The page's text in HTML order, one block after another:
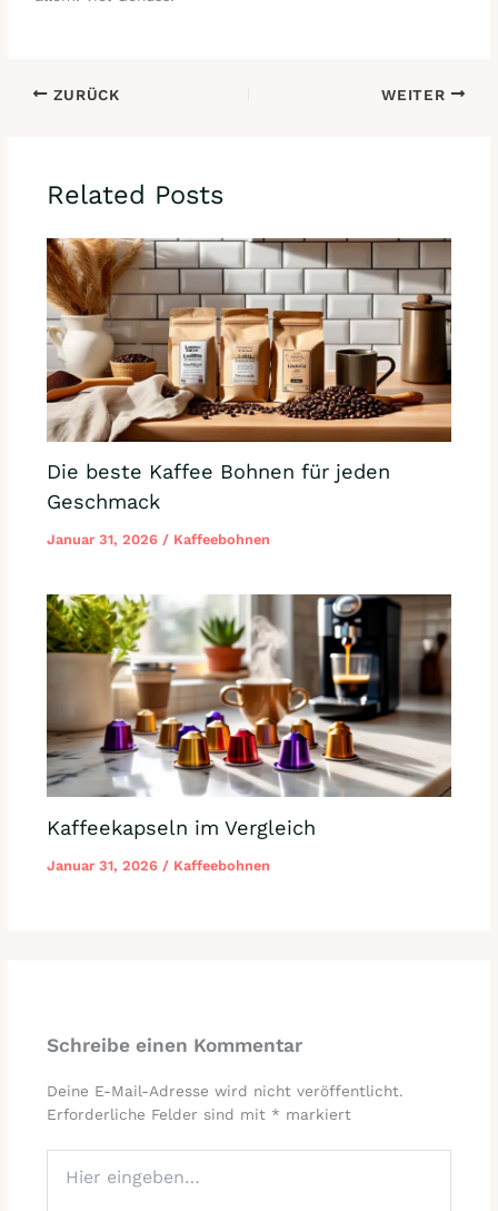
ZURÜCK WEITER
Related Posts
Die beste Kaffee Bohnen für jeden
Geschmack
Januar 31, 2026 / Kaffeebohnen
Kaffeekapseln im Vergleich
Januar 31, 2026 / Kaffeebohnen
Schreibe einen Kommentar
Deine E-Mail-Adresse wird nicht veröffentlicht.
Erforderliche Felder sind mit * markiert
eingeben…